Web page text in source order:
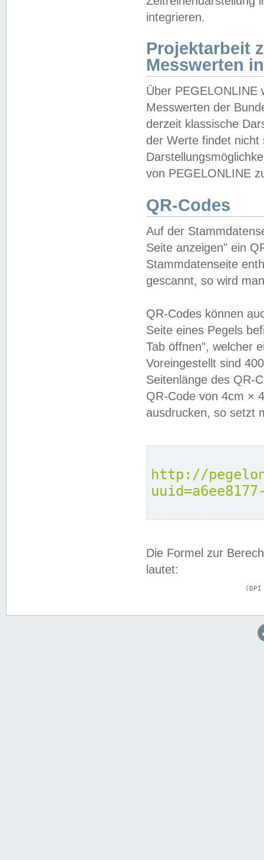
integrieren.
Projektarbeit
Messwerten
Über PEGELONLINE
Messwerten der
derzeit klassische
der Werte findet
von PEGELONLINE
QR-Codes
Auf der
Seite anzeigen" ein
Stammdatenseite
gescannt, so wird
QR-Codes können
Seite eines Pegels
Tab öffnen", welcher
Voreingestellt sind
Seitenlänge des QR-
QR-Code von 4cm ×
ausdrucken, so setzt
http://
Die Formel zur
lautet: